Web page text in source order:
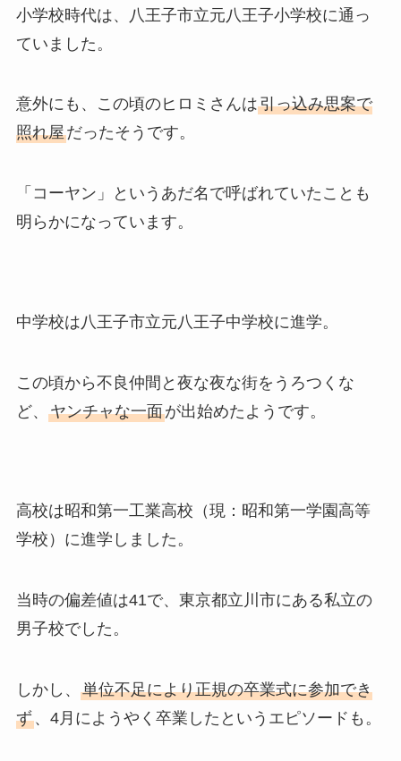
小学校時代は、八王子市立元八王子小学校に通っ
ていました。
意外にも、この頃のヒロミさんは引っ込み思案で
照れ屋だったそうです。
「コーヤン」というあだ名で呼ばれていたことも
明らかになっています。
中学校は八王子市立元八王子中学校に進学。
この頃から不良仲間と夜な夜な街をうろつくな
ど、 ヤンチャな一面が出始めたようです。
高校は昭和第一工業高校（現：昭和第一学園高等
学校）に進学しました。
当時の偏差値は41で、東京都立川市にある私立の
男子校でした。
しかし、 単位不足により正規の卒業式に参加でき
ず、4月にようやく卒業したというエピソードも。